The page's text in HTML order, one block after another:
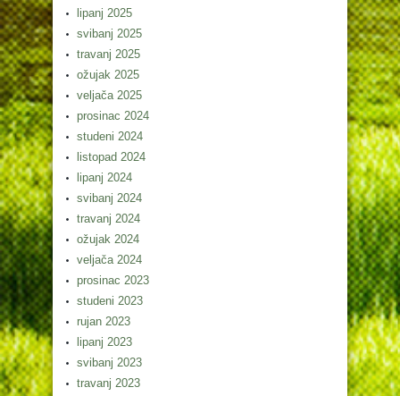
lipanj 2025
svibanj 2025
travanj 2025
ožujak 2025
veljača 2025
prosinac 2024
studeni 2024
listopad 2024
lipanj 2024
svibanj 2024
travanj 2024
ožujak 2024
veljača 2024
prosinac 2023
studeni 2023
rujan 2023
lipanj 2023
svibanj 2023
travanj 2023